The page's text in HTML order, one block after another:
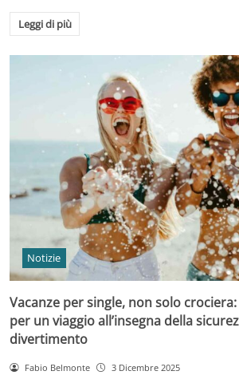
Leggi di più
Notizie
Vacanze per single, non solo
per un viaggio all’insegna della
divertimento
Fabio Belmonte 3 Dicembre 2025